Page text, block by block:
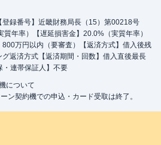
録番号】近畿財務局長（15）第00218号
質年率）【遅延損害金】20.0%（実質年率）
800万円以内（要審査）【返済方式】借入後残
返済方式【返済期間・回数】借入直後最長
連帯保証人】不要
について
ン契約機での申込・カード受取は終了。